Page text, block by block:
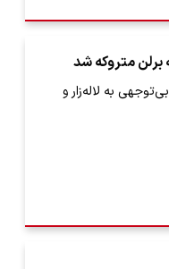
برلن متروکه شد
به لاله‌زار و